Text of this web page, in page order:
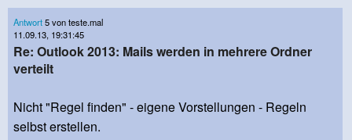
Antwort5 von teste.mal
11.09.13, 19:31:45
Re: Outlook 2013: Mails werden in mehrere Ordner
verteilt
Nicht "Regel finden" - eigene Vorstellungen - Regeln
selbst erstellen.